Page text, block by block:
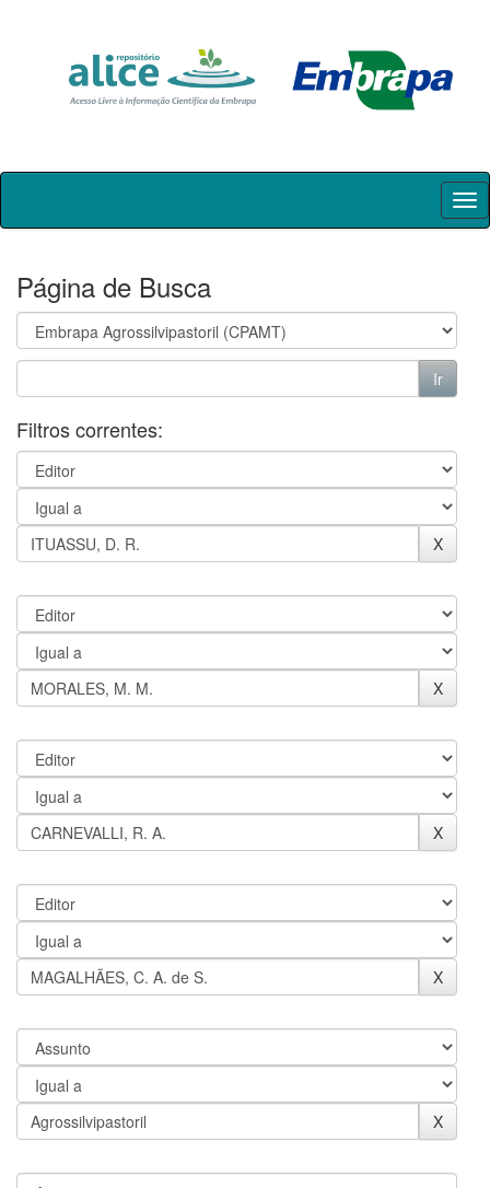
Skip
Página de Busca
Filtros correntes: